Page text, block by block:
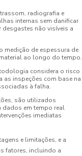
radiografia e
internas sem danificar
desgastes não visíveis a
medição de espessura de
ao longo do tempo.
considera o risco
as inspeções com base na
à falha.
são utilizados
dados em tempo real
imediatas
e limitações, e a
fatores, incluindo a